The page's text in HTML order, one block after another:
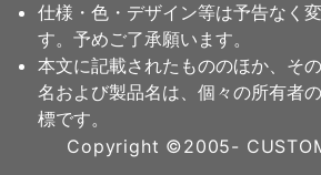
仕様・色・デザイン等は予告なく
す。予めご了承願います。
本文に記載されたもののほか、そ
名および製品名は、個々の所有者
標です。
Copyright ©2005-